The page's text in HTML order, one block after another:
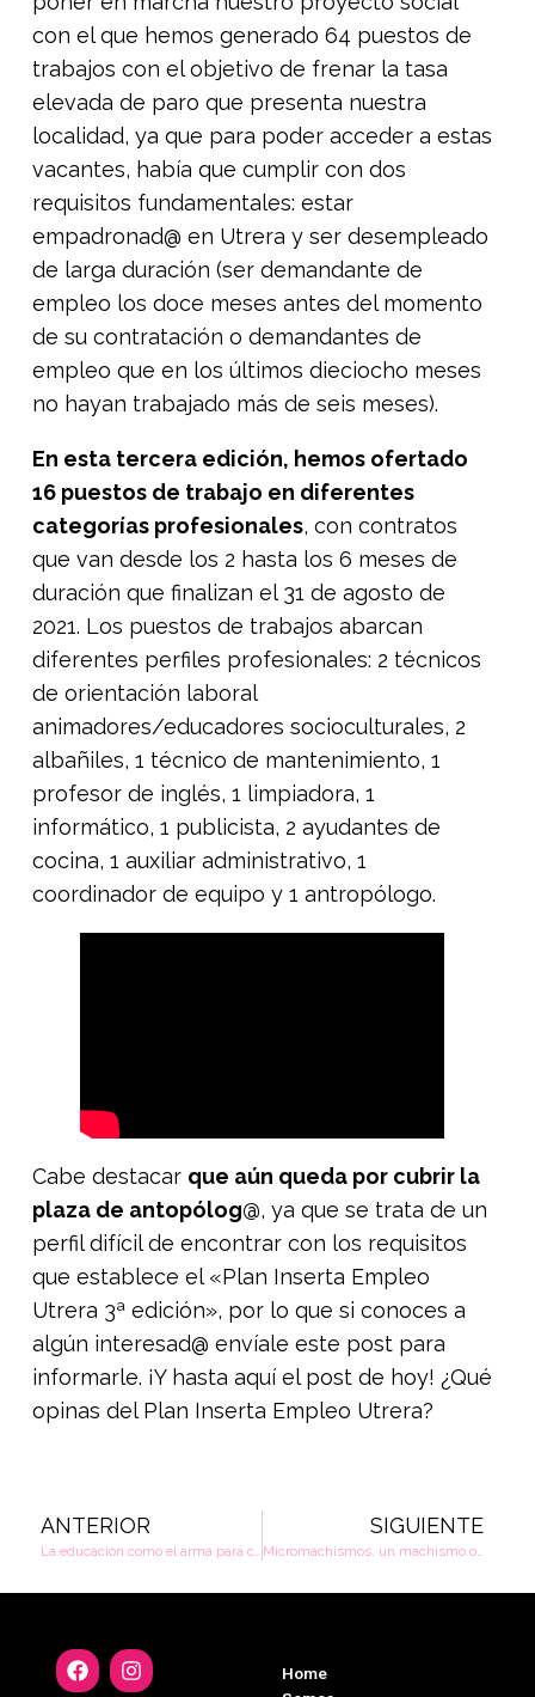
con el que hemos generado 64 puestos de
trabajos con el objetivo de frenar la tasa
elevada de paro que presenta nuestra
localidad, ya que para poder acceder a estas
vacantes, había que cumplir con dos
requisitos fundamentales: estar
empadronad@ en Utrera y ser desempleado
de larga duración (ser demandante de
empleo los doce meses antes del momento
de su contratación o demandantes de
empleo que en los últimos dieciocho meses
no hayan trabajado más de seis meses).
En esta tercera edición, hemos ofertado
16 puestos de trabajo en diferentes
categorías profesionales, con contratos
que van desde los 2 hasta los 6 meses de
duración que finalizan el 31 de agosto de
2021. Los puestos de trabajos abarcan
diferentes perfiles profesionales: 2 técnicos
de orientación laboral
animadores/educadores socioculturales, 2
albañiles, 1 técnico de mantenimiento, 1
profesor de inglés, 1 limpiadora, 1
informático, 1 publicista, 2 ayudantes de
cocina, 1 auxiliar administrativo, 1
coordinador de equipo y 1 antropólogo.
Cabe destacar que aún queda por cubrir la
plaza de antopólog@, ya que se trata de un
perfil difícil de encontrar con los requisitos
que establece el «Plan Inserta Empleo
Utrera 3ª edición», por lo que si conoces a
algún interesad@ envíale este post para
informarle. ¡Y hasta aquí el post de hoy! ¿Qué
opinas del Plan Inserta Empleo Utrera?
ANTERIOR
La educación como el arma para combatir la pobreza
SIGUIENTE
Micromachismos, un machismo oculto
Home